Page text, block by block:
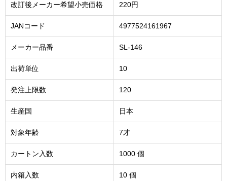
改訂後メーカー希望小売価格 220円
JANコード 4977524161967
メーカー品番 SL-146
出荷単位 10
発注上限数 120
生産国 日本
対象年齢 7才
カートン入数 1000 個
内箱入数 10 個